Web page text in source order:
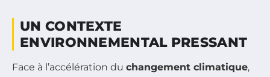
UN CONTEXTE
ENVIRONNEMENTAL PRESSANT
Face à l’accélération du changement climatique,